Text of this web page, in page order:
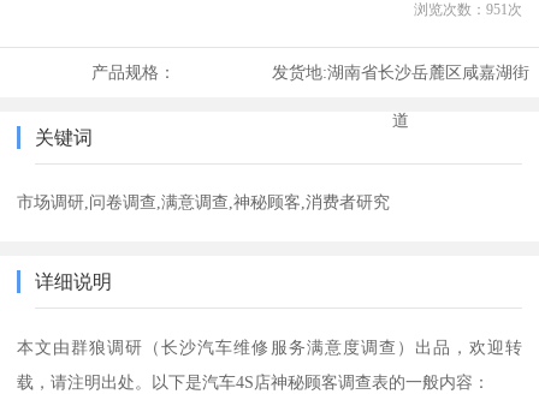
浏览次数： 951次
产品规格： 发货地:湖南省长沙岳麓区咸嘉湖街
道
关键词
市场调研,问卷调查,满意调查,神秘顾客,消费者研究
详细说明
本文由群狼调研（长沙汽车维修服务满意度调查）出品，欢迎转
载，请注明出处。以下是汽车4S店神秘顾客调查表的一般内容：